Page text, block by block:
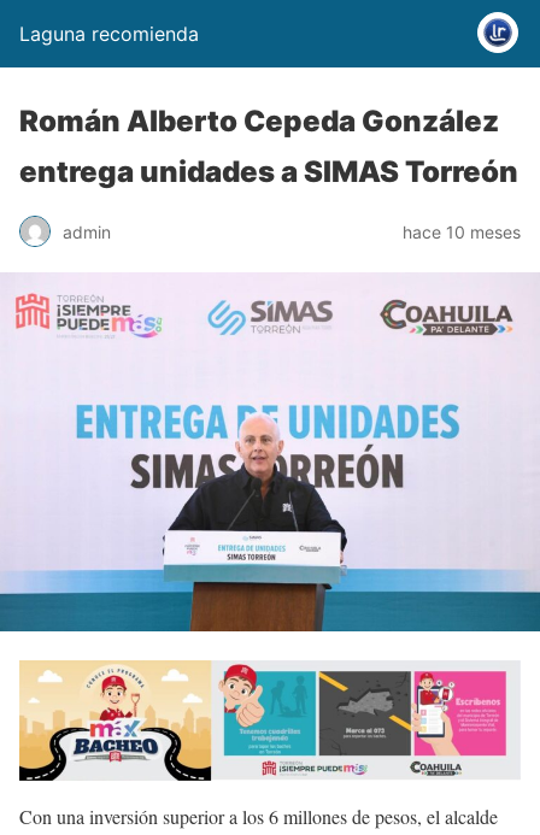
Laguna recomienda
Román Alberto Cepeda González
entrega unidades a SIMAS Torreón
admin hace 10 meses
Con una inversión superior a los 6 millones de pesos, el alcalde